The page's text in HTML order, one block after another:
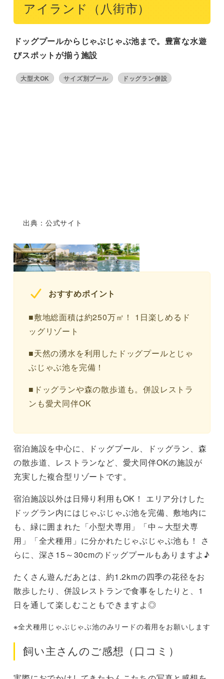
アイランド（八街市）
ドッグプールからじゃぶじゃぶ池まで。豊富な水遊
びスポットが揃う施設
大型犬OK サイズ別プール ドッグラン併設
出典：公式サイト
おすすめポイント
■敷地総面積は約250万㎡！ 1日楽しめるド
ッグリゾート
■天然の湧水を利用したドッグプールとじゃ
ぶじゃぶ池を完備！
■ドッグランや森の散歩道も。併設レストラ
ンも愛犬同伴OK
宿泊施設を中心に、ドッグプール、ドッグラン、森
の散歩道、レストランなど、愛犬同伴OKの施設が
充実した複合型リゾートです。
宿泊施設以外は日帰り利用もOK！ エリア分けした
ドッグラン内にはじゃぶじゃぶ池を完備、敷地内に
も、緑に囲まれた「小型犬専用」「中～大型犬専
用」「全犬種用」に分かれたじゃぶじゃぶ池も！ さ
らに、深さ15～30cmのドッグプールもありますよ♪
たくさん遊んだあとは、約1.2kmの四季の花径をお
散歩したり、併設レストランで食事をしたりと、1
日を通して楽しむこともできますよ◎
※全犬種用じゃぶじゃぶ池のみリードの着用をお願いします
飼い主さんのご感想（口コミ）